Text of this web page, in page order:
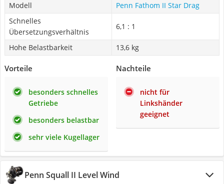
Modell
Penn Fathom II Star Drag
Schnelles
Übersetzungsverhältnis
6,1 : 1
Hohe Belastbarkeit 13,6 kg
Vorteile
besonders schnelles
Getriebe
besonders belastbar
sehr viele Kugellager
Nachteile
nicht für
Linkshänder
geeignet
Penn Squall II Level Wind